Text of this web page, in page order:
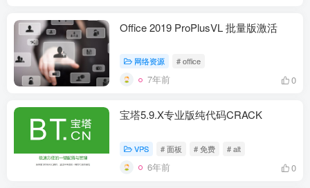
Office 2019 ProPlusVL 批量版激活
网络资源 # office
7年前 0
宝塔5.9.X专业版纯代码CRACK
VPS # 面板 # 免费 # alt
6年前 0